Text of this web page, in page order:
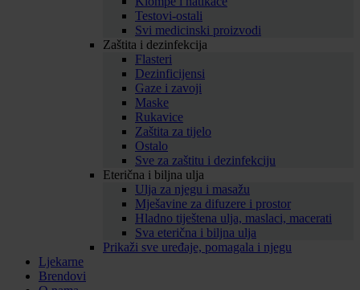
Testovi-ostali
Svi medicinski proizvodi
Zaštita i dezinfekcija
Flasteri
Dezinficijensi
Gaze i zavoji
Maske
Rukavice
Zaštita za tijelo
Ostalo
Sve za zaštitu i dezinfekciju
Eterična i biljna ulja
Ulja za njegu i masažu
Mješavine za difuzere i prostor
Hladno tiještena ulja, maslaci, macerati
Sva eterična i biljna ulja
Prikaži sve uređaje, pomagala i njegu
Ljekarne
Brendovi